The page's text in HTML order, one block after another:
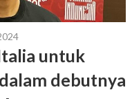
untuk
debutnya